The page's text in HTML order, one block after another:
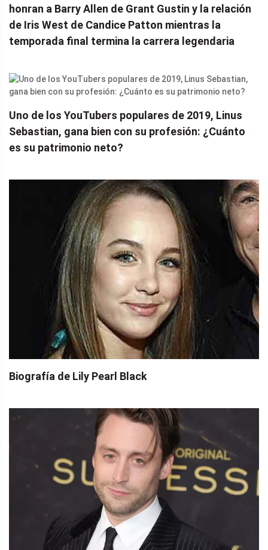
honran a Barry Allen de Grant Gustin y la relación
de Iris West de Candice Patton mientras la
temporada final termina la carrera legendaria
Uno de los YouTubers populares de 2019, Linus
Sebastian, gana bien con su profesión: ¿Cuánto
es su patrimonio neto?
Biografía de Lily Pearl Black